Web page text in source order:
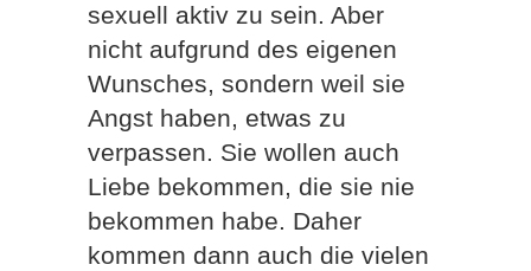
sexuell aktiv zu sein. Aber
nicht aufgrund des eigenen
Wunsches, sondern weil sie
Angst haben, etwas zu
verpassen. Sie wollen auch
Liebe bekommen, die sie nie
bekommen habe. Daher
kommen dann auch die vielen